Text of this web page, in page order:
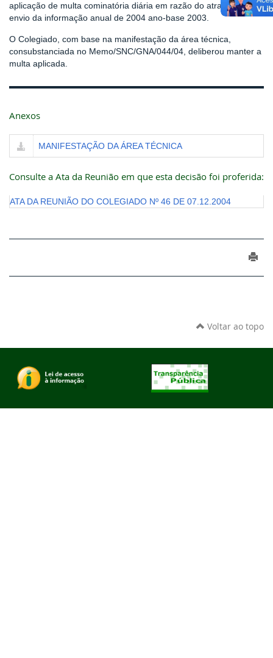
aplicação de multa cominatória diária em razão do atraso no
envio da informação anual de 2004 ano-base 2003.
O Colegiado, com base na manifestação da área técnica,
consubstanciada no Memo/SNC/GNA/044/04, deliberou manter a
multa aplicada.
Anexos
MANIFESTAÇÃO DA ÁREA TÉCNICA
Consulte a Ata da Reunião em que esta decisão foi proferida:
ATA DA REUNIÃO DO COLEGIADO Nº 46 DE 07.12.2004
Voltar ao topo